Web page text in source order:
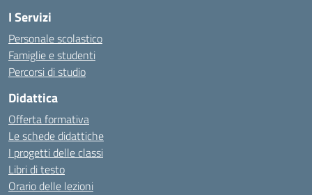
I Servizi
Personale scolastico
Famiglie e studenti
Percorsi di studio
Didattica
Offerta formativa
Le schede didattiche
I progetti delle classi
Libri di testo
Orario delle lezioni